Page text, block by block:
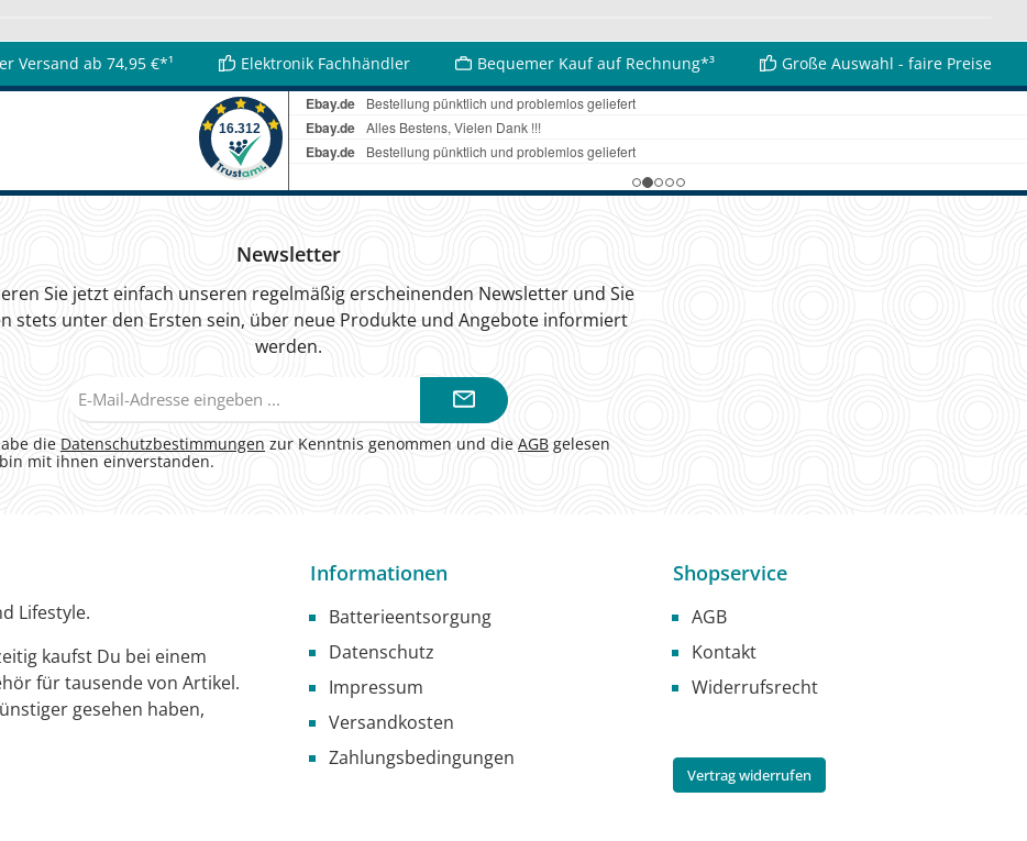
Versand ab 74,95 €*¹ Elektronik Fachhändler Bequemer Kauf auf Rechnung*³ Große Auswahl - faire Preise
Newsletter
Sie jetzt einfach unseren regelmäßig erscheinenden Newsletter und Sie
stets unter den Ersten sein, über neue Produkte und Angebote informiert
werden.
Mail-
die Datenschutzbestimmungen zur Kenntnis genommen und die AGB gelesen
mit ihnen einverstanden.
Lifestyle.
kaufst Du bei einem
für tausende von Artikel.
gesehen haben,
Informationen
Batterieentsorgung
Datenschutz
Impressum
Versandkosten
Zahlungsbedingungen
Shopservice
AGB
Kontakt
Widerrufsrecht
Vertrag widerrufen